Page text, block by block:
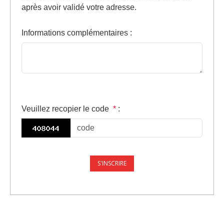
après avoir validé votre adresse.
Informations complémentaires :
Veuillez recopier le code * :